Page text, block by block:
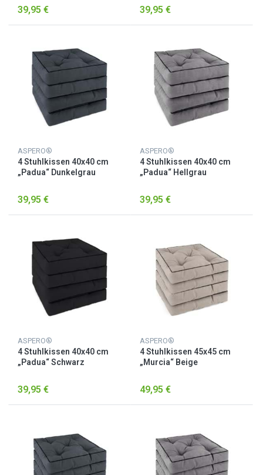
39,95 € 39,95 €
ASPERO®
4 Stuhlkissen 40x40 cm
„Padua“ Dunkelgrau
39,95 €
ASPERO®
4 Stuhlkissen 40x40 cm
„Padua“ Hellgrau
39,95 €
ASPERO®
4 Stuhlkissen 40x40 cm
„Padua“ Schwarz
39,95 €
ASPERO®
4 Stuhlkissen 45x45 cm
„Murcia“ Beige
49,95 €